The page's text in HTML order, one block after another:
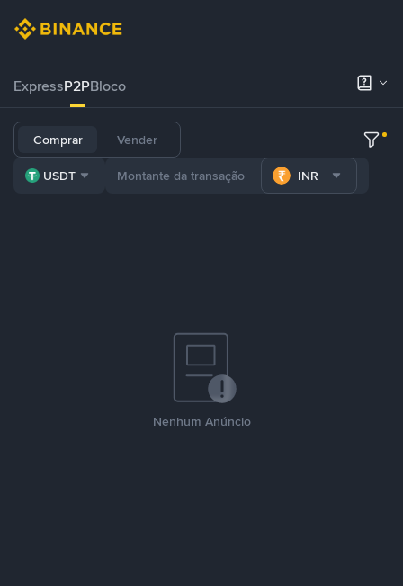
ExpressP2PBloco
Comprar Vender
USDT INR
Nenhum Anúncio